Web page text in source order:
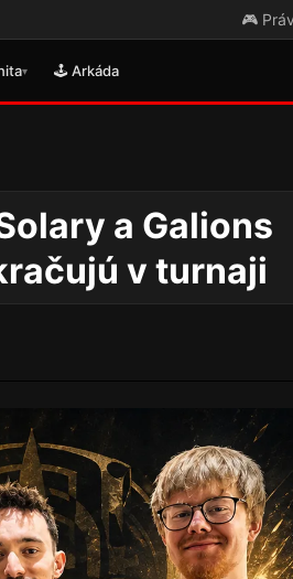
🎮 Právě se vydal
▾ 🕹️ Arkáda
a Galions
v turnaji